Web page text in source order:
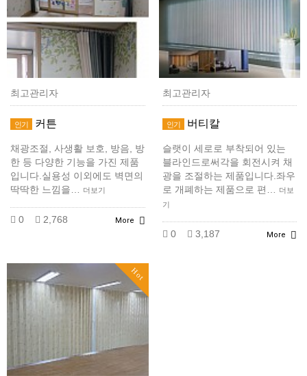
최고관리자
인기 커튼
채광조절, 사생활 보호, 방음, 방
한 등 다양한 기능을 가진 제품
입니다.실용성 이외에도 벽면의
딱딱한 느낌을…
더보기
0 2,768 More
최고관리자
인기 버티칼
슬랫이 세로로 부착되어 있는
블라인드로써각을 회전시켜 채
광을 조절하는 제품입니다.좌우
로 개폐하는 제품으로 편…
더보
기
0 3,187 More
Hot